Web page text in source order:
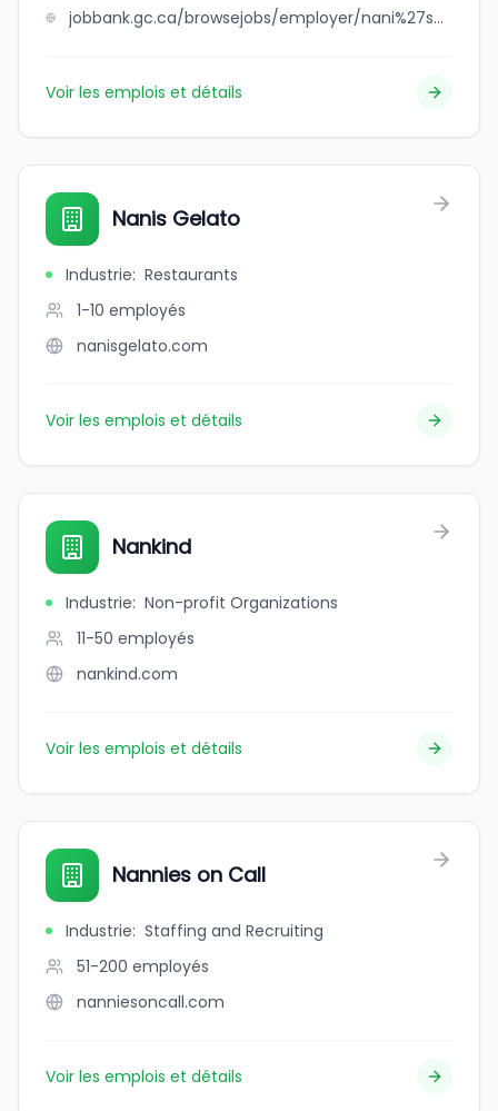
jobbank.gc.ca/browsejobs/employer/nani%27s+esthetics+and+laser+center+inc./ca
Voir les emplois et détails
Nanis Gelato
Industrie: Restaurants
1-10 employés
nanisgelato.com
Voir les emplois et détails
Nankind
Industrie: Non-profit Organizations
11-50 employés
nankind.com
Voir les emplois et détails
Nannies on Call
Industrie: Staffing and Recruiting
51-200 employés
nanniesoncall.com
Voir les emplois et détails